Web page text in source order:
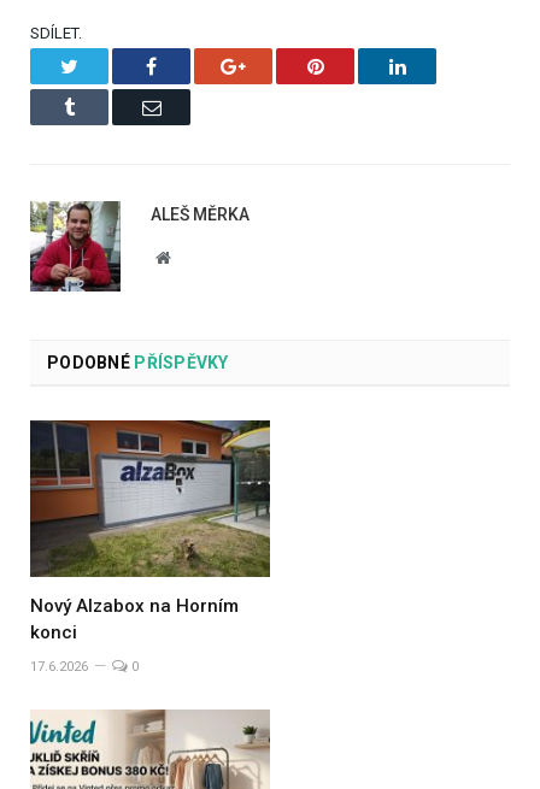
SDÍLET.
Facebook Google+ Pinterest LinkedIn
Tumblr Email
ALEŠ MĚRKA
Website
PODOBNÉPŘÍSPĚVKY
Nový Alzabox na Horním
konci
17.6.2026 0